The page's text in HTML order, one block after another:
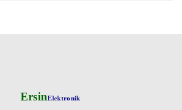
ErsinElektronik